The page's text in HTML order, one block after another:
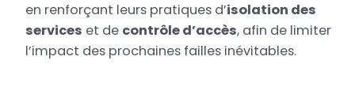
en renforçant leurs pratiques d’isolation des
services et de contrôle d’accès, afin de limiter
l’impact des prochaines failles inévitables.